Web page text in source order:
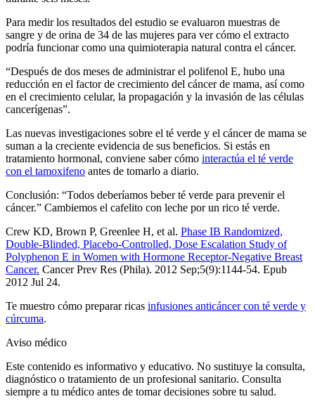
Para medir los resultados del estudio se evaluaron muestras de
sangre y de orina de 34 de las mujeres para ver cómo el extracto
podría funcionar como una quimioterapia natural contra el cáncer.
“Después de dos meses de administrar el polifenol E, hubo una
reducción en el factor de crecimiento del cáncer de mama, así como
en el crecimiento celular, la propagación y la invasión de las células
cancerígenas”.
Las nuevas investigaciones sobre el té verde y el cáncer de mama se
suman a la creciente evidencia de sus beneficios. Si estás en
tratamiento hormonal, conviene saber cómo interactúa el té verde
con el tamoxifeno antes de tomarlo a diario.
Conclusión: “Todos deberíamos beber té verde para prevenir el
cáncer.” Cambiemos el cafelito con leche por un rico té verde.
Crew KD, Brown P, Greenlee H, et al. Phase IB Randomized,
Double-Blinded, Placebo-Controlled, Dose Escalation Study of
Polyphenon E in Women with Hormone Receptor-Negative Breast
Cancer. Cancer Prev Res (Phila). 2012 Sep;5(9):1144-54. Epub
2012 Jul 24.
Te muestro cómo preparar ricas infusiones anticáncer con té verde y
cúrcuma.
Aviso médico
Este contenido es informativo y educativo. No sustituye la consulta,
diagnóstico o tratamiento de un profesional sanitario. Consulta
siempre a tu médico antes de tomar decisiones sobre tu salud.